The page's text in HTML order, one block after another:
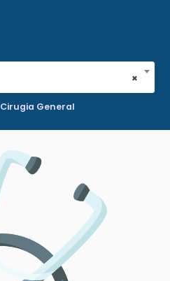
×
Cirugia General